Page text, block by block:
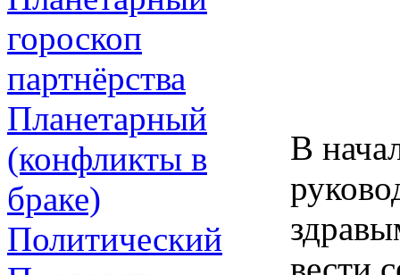
гороскоп
партнёрства
Планетарный
(конфликты в
браке)
Политический
В